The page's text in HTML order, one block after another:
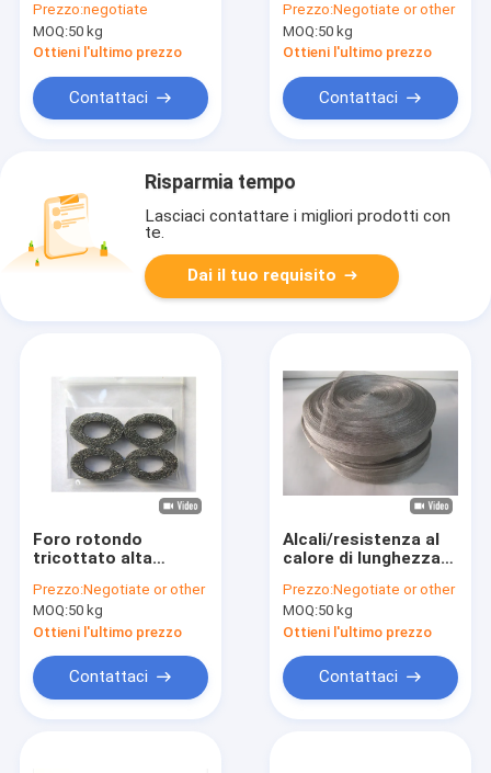
parasole di Mesh
Tape 2m 3m del cavo
per agricoltura
Prezzo:negotiate
MOQ:50 kg
Ottieni l'ultimo prezzo
Contattaci
Knitted
Prezzo:Negotiate or other
MOQ:50 kg
Ottieni l'ultimo prezzo
Contattaci
Risparmia tempo
Lasciaci contattare i migliori prodotti con
te.
Dai il tuo requisito
Foro rotondo
tricottato alta
inossidabile di Mesh
Tape 25mm del cavo
Prezzo:Negotiate or other
MOQ:50 kg
Ottieni l'ultimo prezzo
Contattaci
Alcali/resistenza al
calore di lunghezza
30m del cavo
tricottato involucro
dello schermo
Prezzo:Negotiate or other
MOQ:50 kg
Ottieni l'ultimo prezzo
Contattaci